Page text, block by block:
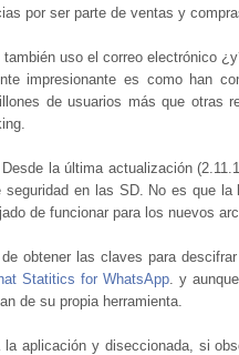
por ser parte de ventas y
uso el correo electrónico
impresionante es como han
de usuarios más que otras
la última actualización
en las SD. No es que
de funcionar para los nuevos
obtener las claves para
Statitics for WhatsApp. y
de su propia herramienta.
la aplicación y diseccionada, si